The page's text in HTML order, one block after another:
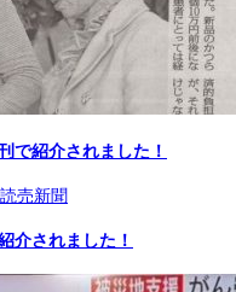
で紹介されました！
介されました！